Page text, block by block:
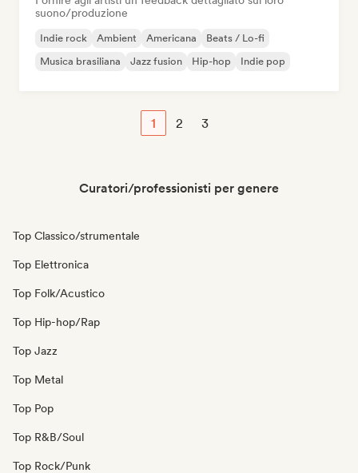
suono/produzione
Indie rock Ambient Americana
Beats / Lo-fi
Musica brasiliana
Jazz fusion Hip-hop Indie pop
1 2 3
Curatori/professionisti per genere
Top Classico/strumentale
Top Elettronica
Top Folk/Acustico
Top Hip-hop/Rap
Top Jazz
Top Metal
Top Pop
Top R&B/Soul
Top Rock/Punk